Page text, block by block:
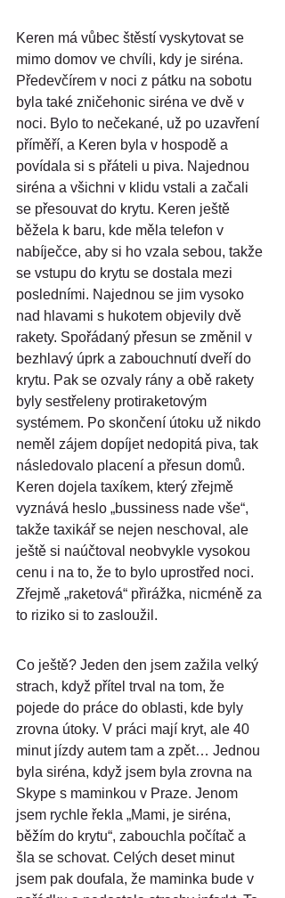
Keren má vůbec štěstí vyskytovat se
mimo domov ve chvíli, kdy je siréna.
Předevčírem v noci z pátku na sobotu
byla také zničehonic siréna ve dvě v
noci. Bylo to nečekané, už po uzavření
příměří, a Keren byla v hospodě a
povídala si s přáteli u piva. Najednou
siréna a všichni v klidu vstali a začali
se přesouvat do krytu. Keren ještě
běžela k baru, kde měla telefon v
nabíječce, aby si ho vzala sebou, takže
se vstupu do krytu se dostala mezi
posledními. Najednou se jim vysoko
nad hlavami s hukotem objevily dvě
rakety. Spořádaný přesun se změnil v
bezhlavý úprk a zabouchnutí dveří do
krytu. Pak se ozvaly rány a obě rakety
byly sestřeleny protiraketovým
systémem. Po skončení útoku už nikdo
neměl zájem dopíjet nedopitá piva, tak
následovalo placení a přesun domů.
Keren dojela taxíkem, který zřejmě
vyznává heslo „bussiness nade vše“,
takže taxikář se nejen neschoval, ale
ještě si naúčtoval neobvykle vysokou
cenu i na to, že to bylo uprostřed noci.
Zřejmě „raketová“ přirážka, nicméně za
to riziko si to zasloužil.
Co ještě? Jeden den jsem zažila velký
strach, když přítel trval na tom, že
pojede do práce do oblasti, kde byly
zrovna útoky. V práci mají kryt, ale 40
minut jízdy autem tam a zpět… Jednou
byla siréna, když jsem byla zrovna na
Skype s maminkou v Praze. Jenom
jsem rychle řekla „Mami, je siréna,
běžím do krytu“, zabouchla počítač a
šla se schovat. Celých deset minut
jsem pak doufala, že maminka bude v